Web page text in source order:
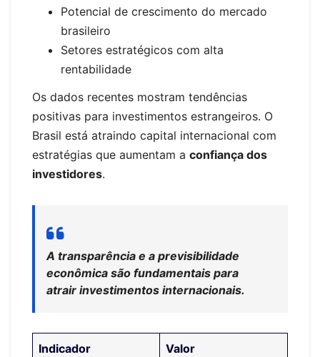
Potencial de crescimento do mercado
brasileiro
Setores estratégicos com alta
rentabilidade
Os dados recentes mostram tendências
positivas para investimentos estrangeiros. O
Brasil está atraindo capital internacional com
estratégias que aumentam a confiança dos
investidores.
A transparência e a previsibilidade
econômica são fundamentais para
atrair investimentos internacionais.
Indicador Valor